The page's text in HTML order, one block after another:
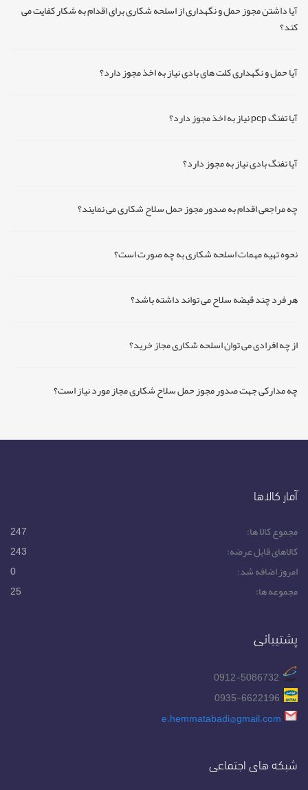
آیا داشتن مجوز حمل و نگهداری از اسلحه شکاری برای اقدام به شکار کفایت می
کند؟
آیا حمل و نگهداری کلت های بادی نیاز به اخذ مجوز دارد؟
آیا تفنگ pcp نیاز به اخذ مجوز دارد؟
آیا تفنگ بادی نیاز به مجوز دارد؟
چه مراجعی اقدام به صدور مجوز حمل سلاح شکاری می نمایند؟
نحوه تهیه مهمات اسلحه شکاری به چه صورت است؟
هر فرد چند قبضه سلاح می تواند داشته باشد؟
از چه افرادی می توان اسلحه شکاری مجاز خرید؟
چه مدارکی جهت صدور مجوز حمل سلاح شکاری مجاز مورد نیاز است؟
آمار کالاها
مجموع کالا ها:
247
کالاهای قابل عرضه:
243
امروز اضافه شد:
0
مجموعه ها:
25
پشتیبانی
e.hemmatabadi@gmail.com
شبکه های اجتماعی